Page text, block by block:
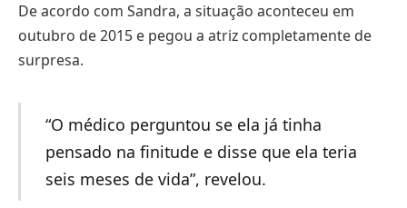
De acordo com Sandra, a situação aconteceu em
outubro de 2015 e pegou a atriz completamente de
surpresa.
“O médico perguntou se ela já tinha
pensado na finitude e disse que ela teria
seis meses de vida”, revelou.